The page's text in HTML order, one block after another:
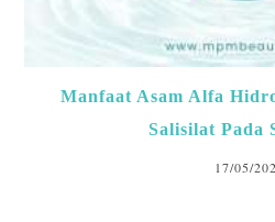
Manfaat Asam Alfa
Salisilat Pada
17/05/